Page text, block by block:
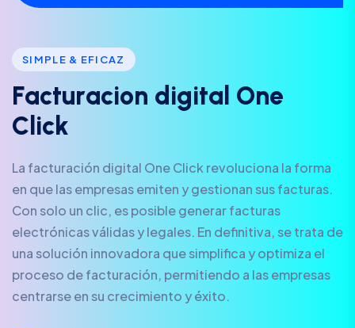
SIMPLE & EFICAZ
Facturacion d igita One
C ick
La facturación digital One Click revoluciona la forma
en que las empresas emiten y gestionan sus facturas.
Con solo un clic, es posible generar facturas
electrónicas válidas y legales. En definitiva, se trata de
una solución innovadora que simplifica y optimiza el
proceso de facturación, permitiendo a las empresas
centrarse en su crecimiento y éxito.